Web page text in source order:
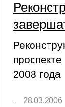
2008 года
28.03.2006